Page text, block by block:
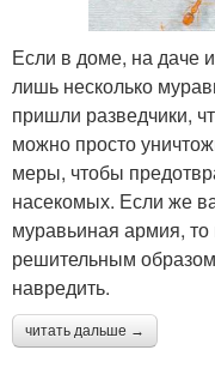
Если в доме, на даче
лишь несколько
пришли разведчики,
можно просто
меры, чтобы
насекомых. Если же
муравьиная армия,
решительным
навредить.
читать дальше →